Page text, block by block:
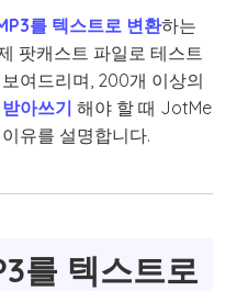
를 텍스트로 변환하는
팟캐스트 파일로 테스트
여드리며, 200개 이상의
아쓰기 해야 할 때 JotMe
유를 설명합니다.
를 텍스트로